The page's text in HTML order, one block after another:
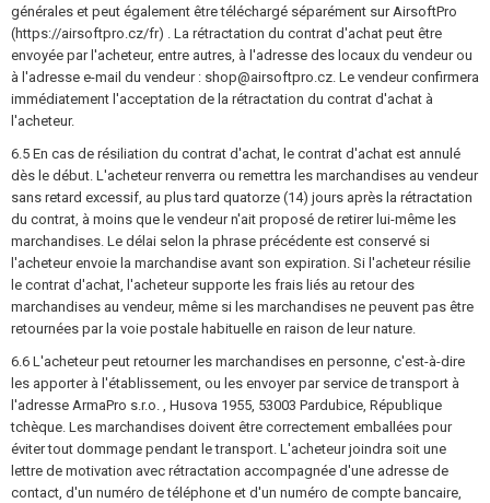
générales et peut également être téléchargé séparément sur AirsoftPro
(https://airsoftpro.cz/fr) . La rétractation du contrat d'achat peut être
envoyée par l'acheteur, entre autres, à l'adresse des locaux du vendeur ou
à l'adresse e-mail du vendeur : shop@airsoftpro.cz. Le vendeur confirmera
immédiatement l'acceptation de la rétractation du contrat d'achat à
l'acheteur.
6.5 En cas de résiliation du contrat d'achat, le contrat d'achat est annulé
dès le début. L'acheteur renverra ou remettra les marchandises au vendeur
sans retard excessif, au plus tard quatorze (14) jours après la rétractation
du contrat, à moins que le vendeur n'ait proposé de retirer lui-même les
marchandises. Le délai selon la phrase précédente est conservé si
l'acheteur envoie la marchandise avant son expiration. Si l'acheteur résilie
le contrat d'achat, l'acheteur supporte les frais liés au retour des
marchandises au vendeur, même si les marchandises ne peuvent pas être
retournées par la voie postale habituelle en raison de leur nature.
6.6 L'acheteur peut retourner les marchandises en personne, c'est-à-dire
les apporter à l'établissement, ou les envoyer par service de transport à
l'adresse ArmaPro s.r.o. , Husova 1955, 53003 Pardubice, République
tchèque. Les marchandises doivent être correctement emballées pour
éviter tout dommage pendant le transport. L'acheteur joindra soit une
lettre de motivation avec rétractation accompagnée d'une adresse de
contact, d'un numéro de téléphone et d'un numéro de compte bancaire,